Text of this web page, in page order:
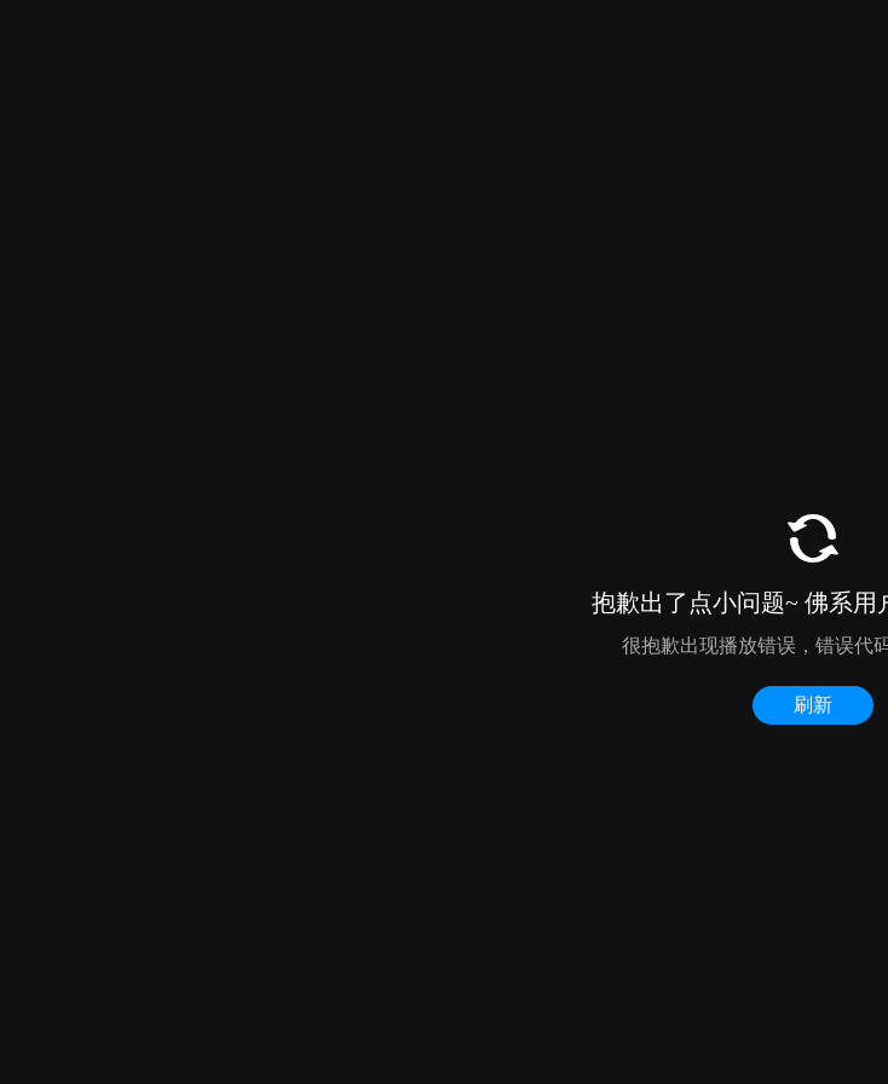
抱歉出了点小问题~ 佛系用
很抱歉出现播放错误，错误代
刷新